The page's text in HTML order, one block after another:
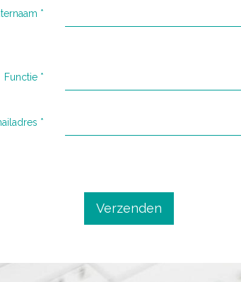
*
Functie *
*
Verzenden